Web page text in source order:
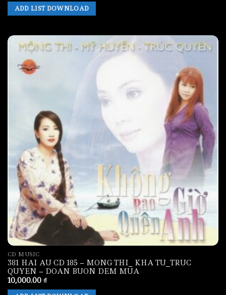
ADD LIST DOWNLOAD
CD MUSIC
381 HAI AU CD 185 – MONG THI_ KHA TU_TRUC
QUYEN – DOAN BUON DEM MUA
10,000.00 ₫